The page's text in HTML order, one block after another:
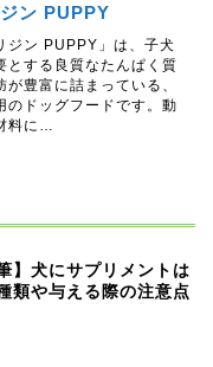
ン PUPPY
ジン PUPPY」は、子犬
とする良質なたんぱく質
が豊富に詰まっている、
のドッグフードです。動
料に…
】犬にサプリメントは
類や与える際の注意点